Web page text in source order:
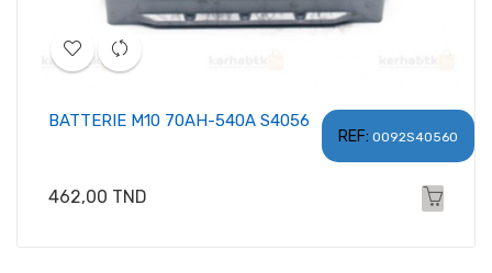
REF: 0092S40560
BATTERIE M10 70AH-540A S4056
Prix
462,00 TND